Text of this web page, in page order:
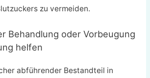
zu vermeiden.
Behandlung oder Vorbeugung
helfen
abführender Bestandteil in